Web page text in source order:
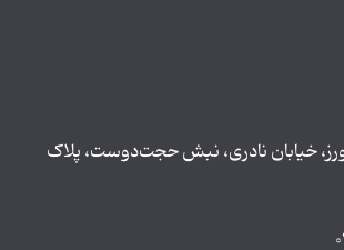
خیابان نادری، نبش حجت‌دوست، پلاک